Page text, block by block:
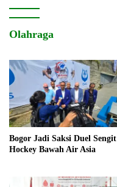
Olahraga
Bogor Jadi Saksi Duel Sengit
Hockey Bawah Air Asia